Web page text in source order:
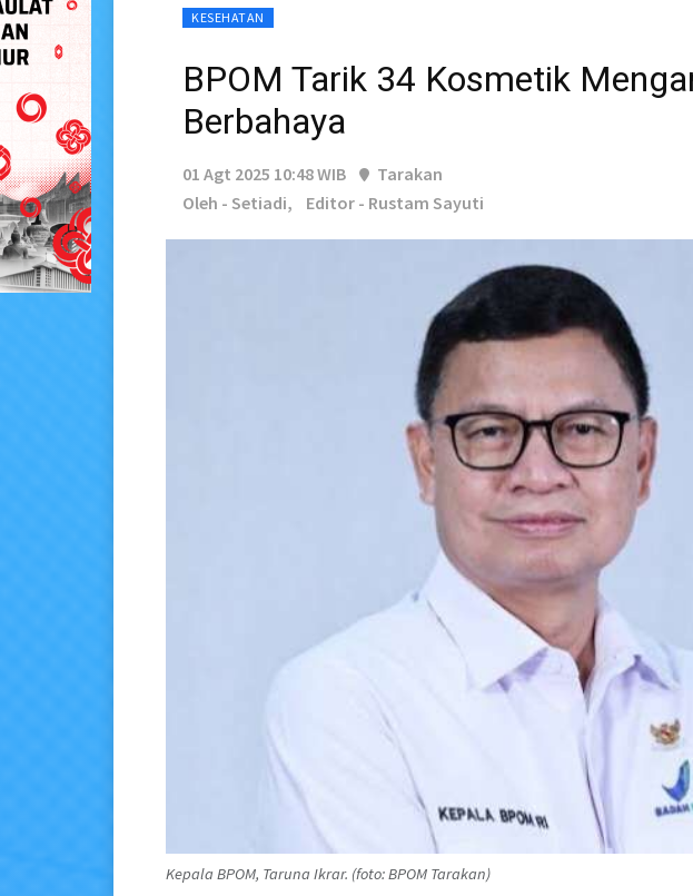
KESEHATAN
BPOM Tarik 34 Kosmetik
Berbahaya
01 Agt 2025 10:48 WIB
Tarakan
Oleh - Setiadi,
Editor - Rustam Sayuti
Kepala BPOM, Taruna Ikrar. (foto: BPOM Tarakan)